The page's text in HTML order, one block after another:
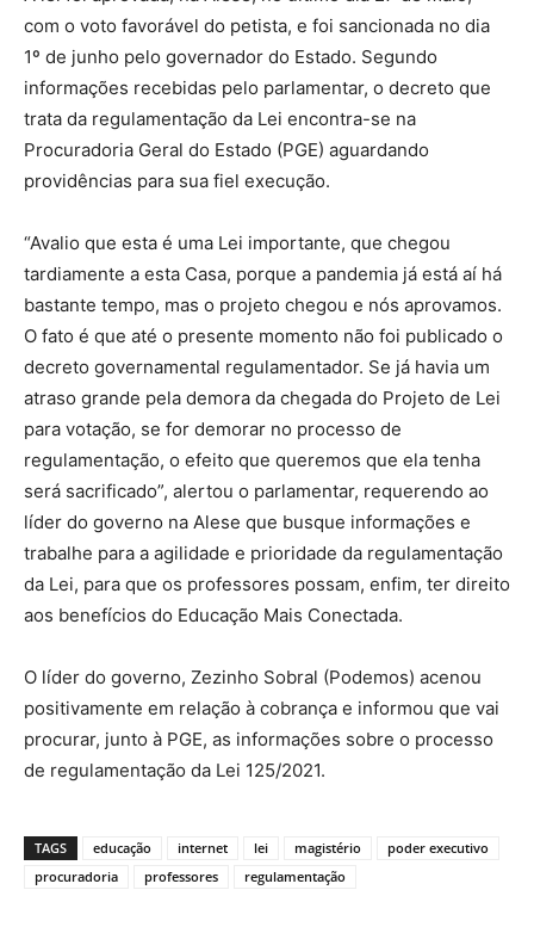
com o voto favorável do petista, e foi sancionada no dia
1º de junho pelo governador do Estado. Segundo
informações recebidas pelo parlamentar, o decreto que
trata da regulamentação da Lei encontra-se na
Procuradoria Geral do Estado (PGE) aguardando
providências para sua fiel execução.
“Avalio que esta é uma Lei importante, que chegou
tardiamente a esta Casa, porque a pandemia já está aí há
bastante tempo, mas o projeto chegou e nós aprovamos.
O fato é que até o presente momento não foi publicado o
decreto governamental regulamentador. Se já havia um
atraso grande pela demora da chegada do Projeto de Lei
para votação, se for demorar no processo de
regulamentação, o efeito que queremos que ela tenha
será sacrificado”, alertou o parlamentar, requerendo ao
líder do governo na Alese que busque informações e
trabalhe para a agilidade e prioridade da regulamentação
da Lei, para que os professores possam, enfim, ter direito
aos benefícios do Educação Mais Conectada.
O líder do governo, Zezinho Sobral (Podemos) acenou
positivamente em relação à cobrança e informou que vai
procurar, junto à PGE, as informações sobre o processo
de regulamentação da Lei 125/2021.
TAGS educação internet lei magistério
poder executivo
procuradoria
professores regulamentação